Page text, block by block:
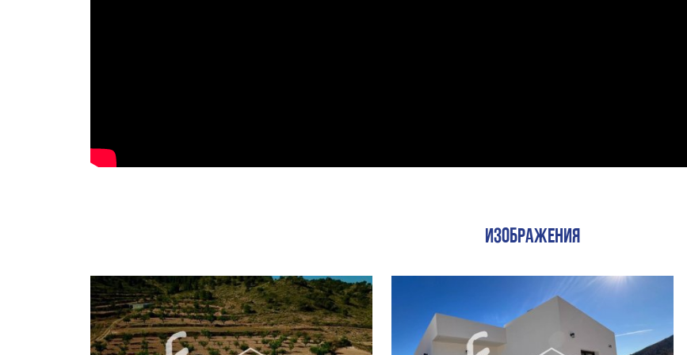
ИЗОБРАЖЕНИЯ